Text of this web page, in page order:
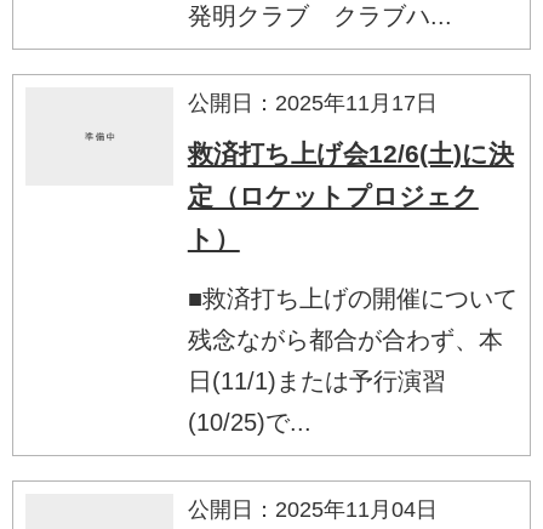
発明クラブ クラブハ...
公開日：2025年11月17日
救済打ち上げ会12/6(土)に決
定（ロケットプロジェク
ト）
■救済打ち上げの開催について
残念ながら都合が合わず、本
日(11/1)または予行演習
(10/25)で...
公開日：2025年11月04日